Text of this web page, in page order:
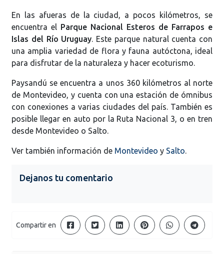
En las afueras de la ciudad, a pocos kilómetros, se
encuentra el Parque Nacional Esteros de Farrapos e
Islas del Río Uruguay. Este parque natural cuenta con
una amplia variedad de flora y fauna autóctona, ideal
para disfrutar de la naturaleza y hacer ecoturismo.
Paysandú se encuentra a unos 360 kilómetros al norte
de Montevideo, y cuenta con una estación de ómnibus
con conexiones a varias ciudades del país. También es
posible llegar en auto por la Ruta Nacional 3, o en tren
desde Montevideo o Salto.
Ver también información de Montevideo y Salto.
Dejanos tu comentario
Compartir en